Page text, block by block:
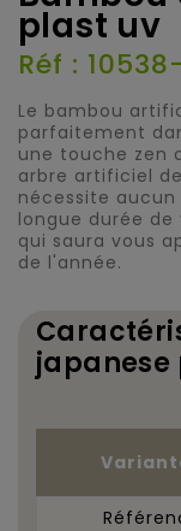
plast uv
Réf :
Le bambou
parfaitement
une touche zen
arbre artificiel
nécessite
longue durée
qui saura vous
de l'année.
japanese